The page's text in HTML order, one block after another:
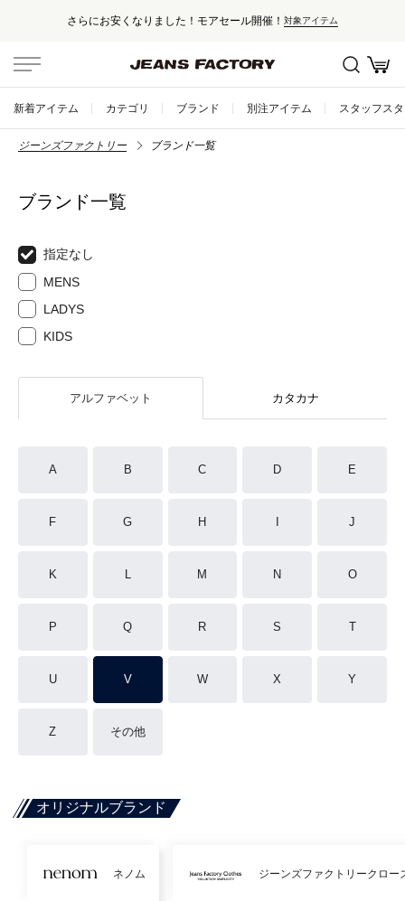
さらにお安くなりました！モアセール開催！ 対象アイテム
新着アイテム カテゴリ ブランド 別注アイテム スタッフス
ジーンズファクトリー ブランド一覧
ブランド一覧
指定なし
MENS
LADYS
KIDS
アルファベット カタカナ
A B C D E
F G H J
K L M N O
P Q R S T
U V W X Y
Z その他
オリジナルブランド
ネノム ジーンズファクトリークロー